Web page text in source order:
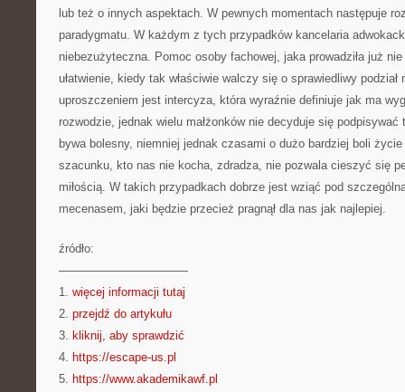
lub też o innych aspektach. W pewnych momentach następuje
paradygmatu. W każdym z tych przypadków kancelaria
niebezużyteczna. Pomoc osoby fachowej, jaka prowadziła już
ułatwienie, kiedy tak właściwie walczy się o sprawiedliwy podział
uproszczeniem jest intercyza, która wyraźnie definiuje jak ma
rozwodzie, jednak wielu małżonków nie decyduje się
bywa bolesny, niemniej jednak czasami o dużo bardziej boli
szacunku, kto nas nie kocha, zdradza, nie pozwala cieszyć się
miłością. W takich przypadkach dobrze jest wziąć pod
mecenasem, jaki będzie przecież pragnął dla nas jak najlepiej.
źródło:
———————————
1. więcej informacji tutaj
2. przejdź do artykułu
3. kliknij, aby sprawdzić
4. https://escape-us.pl
5. https://www.akademikawf.pl